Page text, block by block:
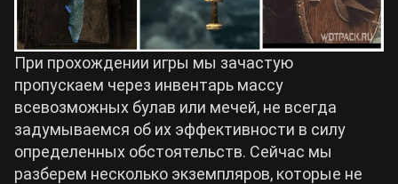
Hogwarts Legacy
Cyberpunk 2077
Все игры
При прохождении игры мы зачастую
пропускаем через инвентарь массу
всевозможных булав или мечей, не всегда
задумываемся об их эффективности в силу
определенных обстоятельств. Сейчас мы
разберем несколько экземпляров, которые не